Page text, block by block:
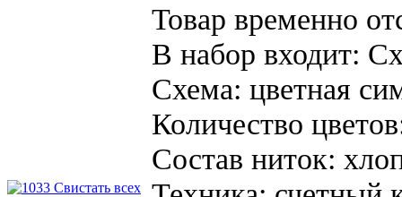
Товар временно
В набор входит:
Схема: цветная
Количество
Состав ниток: